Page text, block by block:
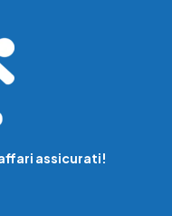
assicurati!